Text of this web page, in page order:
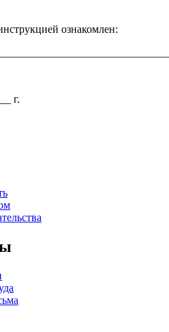
ознакомлен:
г.